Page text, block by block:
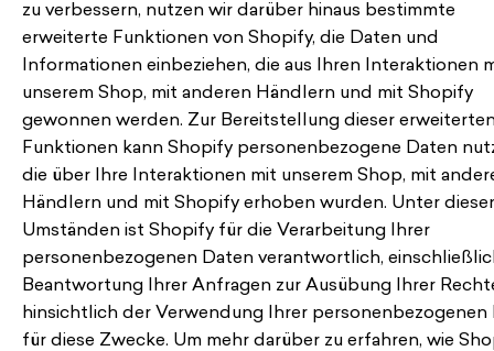
zu verbessern, nutzen wir darüber hinaus bestimmte
erweiterte Funktionen von Shopify, die Daten und
Informationen einbeziehen, die aus Ihren Interaktionen
unserem Shop, mit anderen Händlern und mit Shopify
gewonnen werden. Zur Bereitstellung dieser
Funktionen kann Shopify personenbezogene Daten
die über Ihre Interaktionen mit unserem Shop, mit
Händlern und mit Shopify erhoben wurden. Unter
Umständen ist Shopify für die Verarbeitung Ihrer
personenbezogenen Daten verantwortlich,
Beantwortung Ihrer Anfragen zur Ausübung Ihrer
hinsichtlich der Verwendung Ihrer personenbezogenen
für diese Zwecke. Um mehr darüber zu erfahren, wie